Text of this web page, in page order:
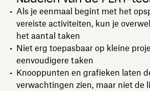
Als je eenmaal begint met het
vereiste activiteiten, kun je
het aantal taken
Niet erg toepasbaar op kleine
eenvoudigere taken
Knooppunten en grafieken laten
verwachtingen zien, maar niet de